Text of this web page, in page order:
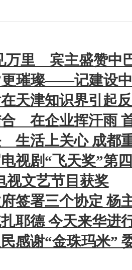
万里 宾主盛赞中
更璀璨——记建设
天津知识界引起
在企业挥汗雨
生活上关心 成都
视剧“飞天奖”第
视文艺节目获奖
签署三个协定 杨
耶德 今天来华进
感谢“金珠玛米”